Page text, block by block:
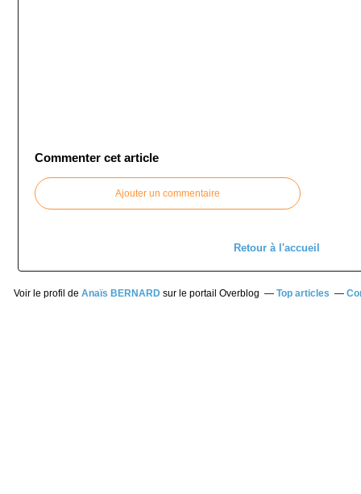
Commenter cet article
Ajouter un commentaire
Retour à l'accueil
Voir le profil de Anaïs BERNARDsur le portail Overblog Top articles